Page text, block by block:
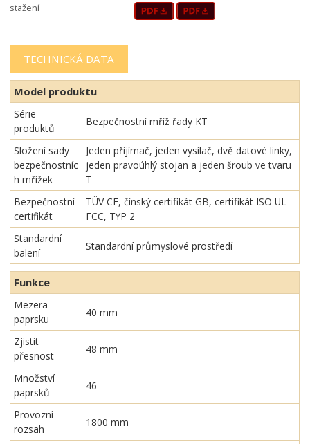
stažení
TECHNICKÁ DATA
Model produktu
Série
produktů
Bezpečnostní mříž řady KT
Složení sady
bezpečnostníc
h mřížek
Jeden přijímač, jeden vysílač, dvě datové linky,
jeden pravoúhlý stojan a jeden šroub ve tvaru
T
Bezpečnostní
certifikát
TÜV CE, čínský certifikát GB, certifikát ISO UL-
FCC, TYP 2
Standardní
balení
Standardní průmyslové prostředí
Funkce
Mezera
paprsku
40 mm
Zjistit
přesnost
48 mm
Množství
paprsků
46
Provozní
rozsah
1800 mm